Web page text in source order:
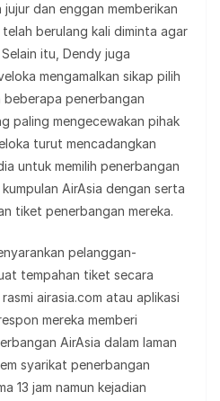
dan enggan memberikan
berulang kali diminta agar
itu, Dendy juga
mengamalkan sikap pilih
penerbangan
paling mengecewakan pihak
turut mencadangkan
untuk memilih penerbangan
AirAsia dengan serta
tiket penerbangan mereka.
pelanggan-
tempahan tiket secara
airasia.com atau aplikasi
mereka memberi
AirAsia dalam laman
syarikat penerbangan
13 jam namun kejadian